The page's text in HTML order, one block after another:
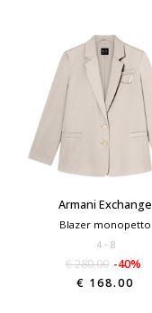
Armani Exchange
Blazer monopetto
4 8
€ 280.00 -40%
€ 168.00